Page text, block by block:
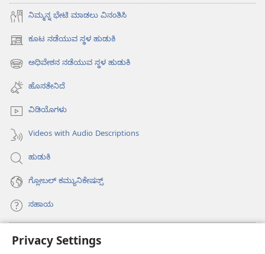
Privacy Settings
ನಿಮ್ಮನ್ನ ಭೇಟಿ ಮಾಡಲು ವಿನಂತಿಸಿ
ಕೂಟ ನಡೆಯುವ ಸ್ಥಳ ಹುಡುಕಿ
(opens
new
window)
ಅಧಿವೇಶನ ನಡೆಯುವ ಸ್ಥಳ ಹುಡುಕಿ
(opens
new
window)
ಹೊಸತೇನಿದೆ
ವಿಡಿಯೊಗಳು
Videos with Audio Descriptions
ಹುಡುಕಿ
ಗ್ಲೋಬಲ್‌ ಕಮ್ಯುನಿಕೇಷನ್ಸ್‌
ಸಹಾಯ
ಕಾಣಿಕೆಗಳು
(opens